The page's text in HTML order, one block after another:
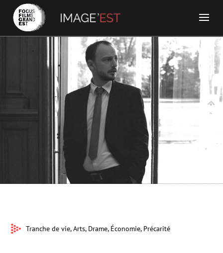
3615 Films - Cavalerie
Tranche de vie, Arts, Drame, Économie, Précarité